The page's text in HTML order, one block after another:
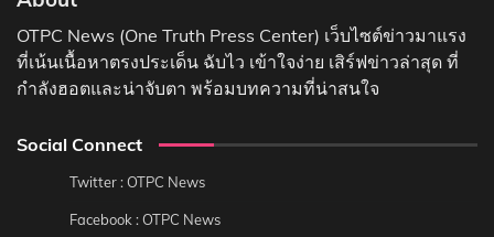
OTPC News (One Truth Press Center) เว็บไซต์ข่าวมาแรง
ที่เน้นเนื้อหาตรงประเด็น ฉับไว เข้าใจง่าย เสิร์ฟข่าวล่าสุด ที่
กำลังฮอตและน่าจับตา พร้อมบทความที่น่าสนใจ
Social Connect
Twitter : OTPC News
Facebook : OTPC News